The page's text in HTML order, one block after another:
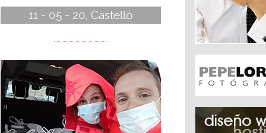
11 - 05 - 20, Castelló